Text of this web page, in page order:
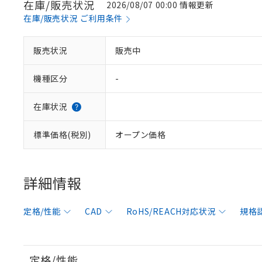
在庫/販売状況
2026/08/07 00:00 情報更新
在庫/販売状況 ご利用条件
販売状況 販売中
機種区分 -
在庫状況
標準価格(税別) オープン価格
詳細情報
定格/性能 CAD RoHS/REACH対応状況 規格